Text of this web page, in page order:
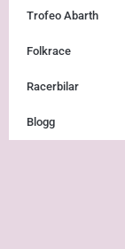
Trofeo Abarth
Folkrace
Racerbilar
Blogg